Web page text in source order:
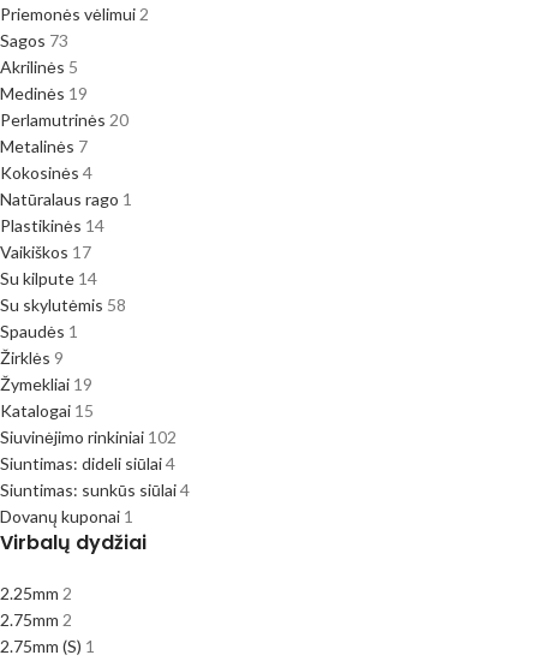
Priemonės vėlimui 2
Sagos 73
Akrilinės 5
Medinės 19
Perlamutrinės 20
Metalinės 7
Kokosinės 4
Natūralaus rago 1
Plastikinės 14
Vaikiškos 17
Su kilpute 14
Su skylutėmis 58
Spaudės 1
Žirklės 9
Žymekliai 19
Katalogai 15
Siuvinėjimo rinkiniai 102
Siuntimas: dideli siūlai4
Siuntimas: sunkūs siūlai4
Dovanų kuponai 1
Virbalų dydžiai
2.25mm 2
2.75mm 2
2.75mm (S) 1